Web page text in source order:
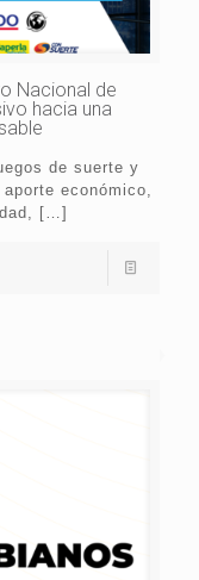
Nacional de
hacia una
de suerte y
económico,
[…]